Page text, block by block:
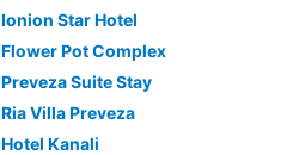
Ionion Star Hotel
Flower Pot Complex
Preveza Suite Stay
Ria Villa Preveza
Hotel Kanali